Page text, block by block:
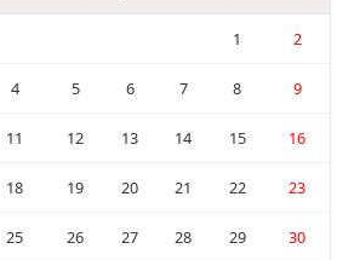
1 2
4 5 6 7 8 9
11 12 13 14 15 16
18 19 20 21 22 23
25 26 27 28 29 30